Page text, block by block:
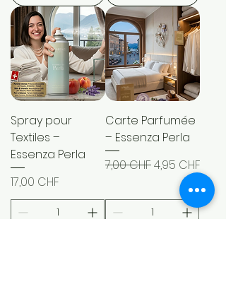
Spray pour
Textiles –
Essenza Perla
Prix
17,00 CHF
Carte Parfumée
– Essenza Perla
Prix original
7,00 CHFPrix
4,95 CHF